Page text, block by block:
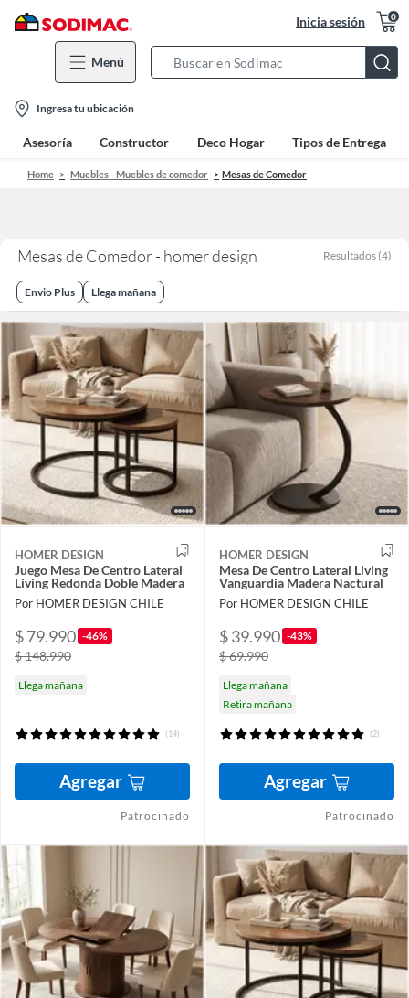
Inicia sesión 0
Menú
Bar
location-
icon
Ingresa tu ubicación
Asesoría Constructor Deco Hogar Tipos de Entrega
Home Muebles - Muebles de comedor Mesas de Comedor
Mesas de Comedor - homer design Resultados (4)
Envio Plus Llega mañana
HOMER DESIGN
Juego Mesa De Centro Lateral
Living Redonda Doble Madera
Por HOMER DESIGN CHILE
$ 79.990 -46%
$ 148.990
Llega mañana
(14)
Agregar
Patrocinado
HOMER DESIGN
Mesa De Centro Lateral Living
Vanguardia Madera Nactural
Por HOMER DESIGN CHILE
$ 39.990 -43%
$ 69.990
Llega mañana
Retira mañana
(2)
Agregar
Patrocinado